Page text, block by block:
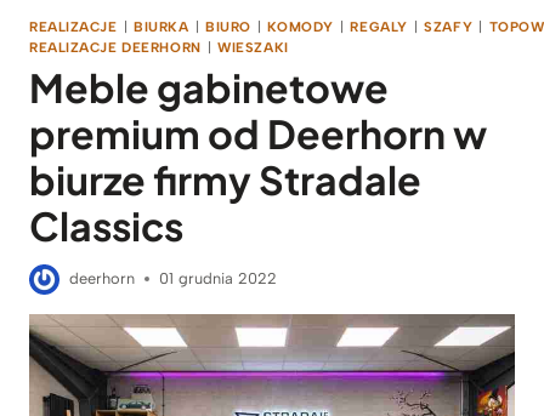
REALIZACJE | BIURKA | BIURO | KOMODY | REGALY | SZAFY |
REALIZACJE DEERHORN | WIESZAKI
Meble gabinetowe
premium od Deerhorn w
biurze firmy Stradale
Classics
deerhorn 01 grudnia 2022